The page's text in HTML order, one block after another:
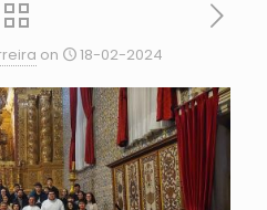
on 18-02-2024